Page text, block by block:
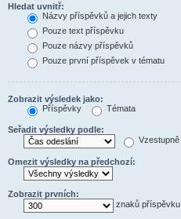
Hledat uvnitř:
Názvy příspěvků a jejich texty
Pouze text příspěvku
Pouze názvy příspěvků
Pouze první příspěvek v tématu
Zobrazit výsledek jako:
Příspěvky
Témata
Seřadit výsledky podle:
Vzestupně
Omezit výsledky na předchozí:
Zobrazit prvních:
znaků příspěvku